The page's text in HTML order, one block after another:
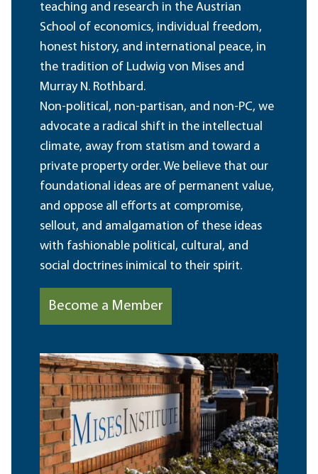
teaching and research in the Austrian
School of economics, individual freedom,
honest history, and international peace, in
the tradition of Ludwig von Mises and
Murray N. Rothbard.
Non-political, non-partisan, and non-PC, we
advocate a radical shift in the intellectual
climate, away from statism and toward a
private property order. We believe that our
foundational ideas are of permanent value,
and oppose all efforts at compromise,
sellout, and amalgamation of these ideas
with fashionable political, cultural, and
social doctrines inimical to their spirit.
Become a Member